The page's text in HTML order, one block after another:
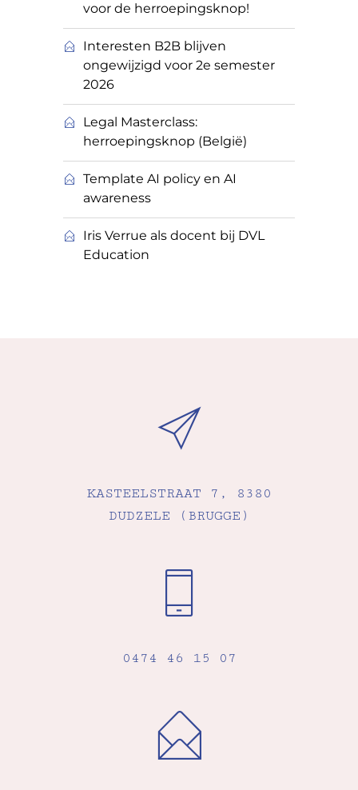
voor de herroepingsknop!
Interesten B2B blijven
ongewijzigd voor 2e semester
2026
Legal Masterclass:
herroepingsknop (België)
Template AI policy en AI
awareness
Iris Verrue als docent bij DVL
Education
KASTEELSTRAAT 7, 8380
DUDZELE (BRUGGE)
0474 46 15 07